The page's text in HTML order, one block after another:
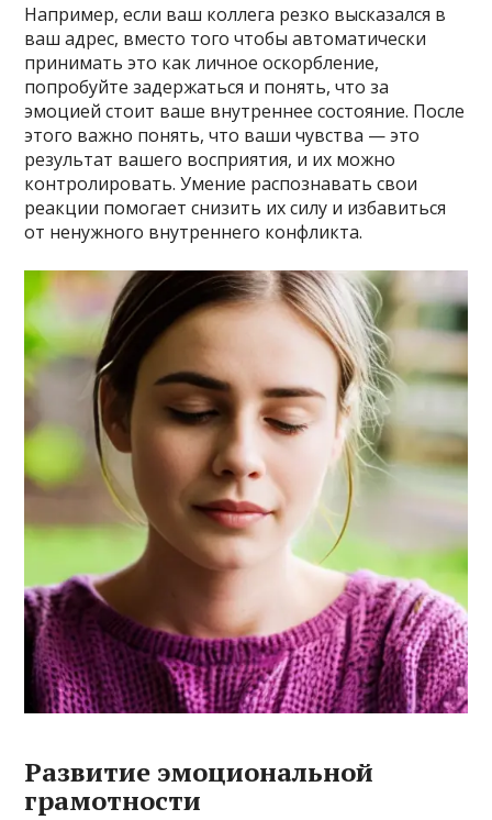
Например, если ваш коллега резко высказался в
ваш адрес, вместо того чтобы автоматически
принимать это как личное оскорбление,
попробуйте задержаться и понять, что за
эмоцией стоит ваше внутреннее состояние. После
этого важно понять, что ваши чувства — это
результат вашего восприятия, и их можно
контролировать. Умение распознавать свои
реакции помогает снизить их силу и избавиться
от ненужного внутреннего конфликта.
Развитие эмоциональной
грамотности